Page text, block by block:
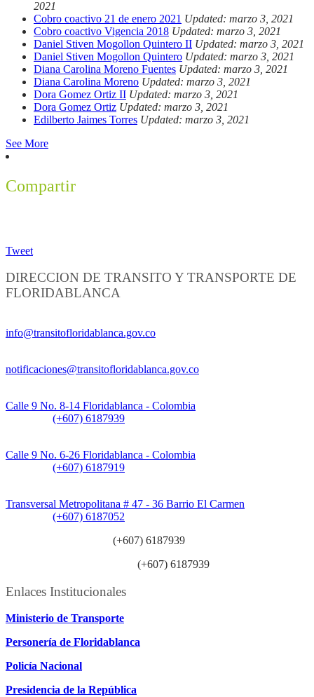
2021
Cobro coactivo 21 de enero 2021 Updated: marzo 3, 2021
Cobro coactivo Vigencia 2018 Updated: marzo 3, 2021
Daniel Stiven Mogollon Quintero II Updated: marzo 3, 2021
Daniel Stiven Mogollon Quintero Updated: marzo 3, 2021
Diana Carolina Moreno Fuentes Updated: marzo 3, 2021
Diana Carolina Moreno Updated: marzo 3, 2021
Dora Gomez Ortiz II Updated: marzo 3, 2021
Dora Gomez Ortiz Updated: marzo 3, 2021
Edilberto Jaimes Torres Updated: marzo 3, 2021
See More
Compartir
Tweet
DIRECCION DE TRANSITO Y TRANSPORTE DE
FLORIDABLANCA
info@transitofloridablanca.gov.co
notificaciones@transitofloridablanca.gov.co
Calle 9 No. 8-14 Floridablanca - Colombia
(+607) 6187939
Calle 9 No. 6-26 Floridablanca - Colombia
(+607) 6187919
Transversal Metropolitana # 47 - 36 Barrio El Carmen
(+607) 6187052
(+607) 6187939
(+607) 6187939
Enlaces Institucionales
Ministerio de Transporte
Personería de Floridablanca
Policía Nacional
Presidencia de la República